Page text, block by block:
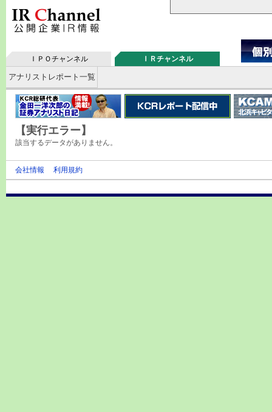
ＩＰＯチャンネル ＩＲチャンネル
アナリストレポート一覧
【実行エラー】
該当するデータがありません。
会社情報 利用規約